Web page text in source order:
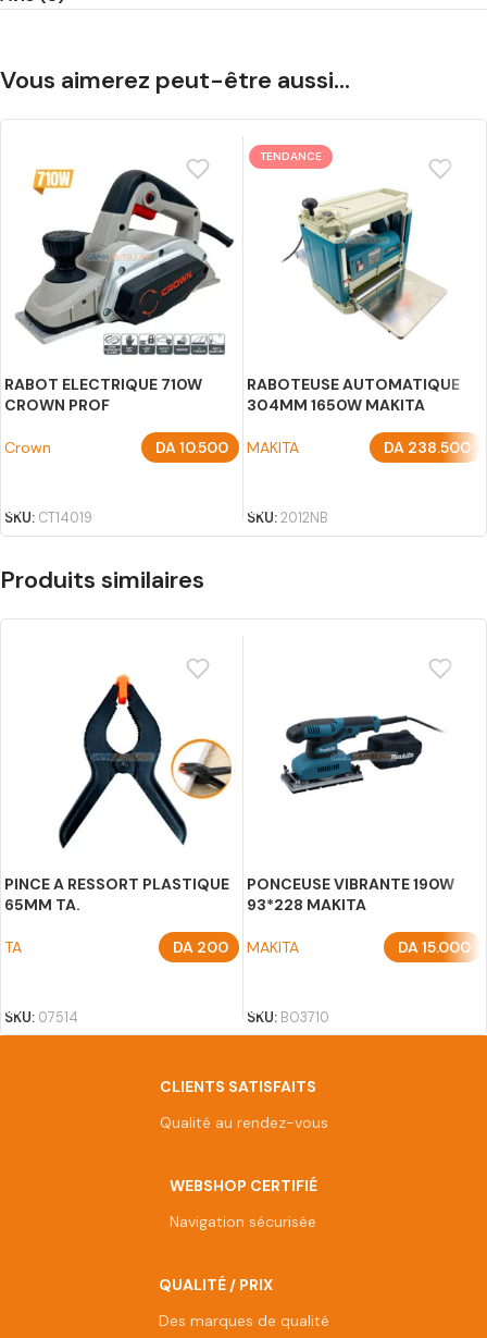
Vous aimerez peut-être aussi…
RABOT ELECTRIQUE 710W
CROWN PROF
Crown DA10.500
SKU: CT14019
TENDANCE
RABOTEUSE AUTOMATIQUE
304MM 1650W MAKITA
MAKITA DA 238.500
SKU:2012NB
Produits similaires
PINCE A RESSORT PLASTIQUE
65MM TA.
TA DA 200
SKU: 07514
PONCEUSE VIBRANTE 190W
93*228 MAKITA
MAKITA DA15.000
SKU: BO3710
CLIENTS SATISFAITS
Qualité au rendez-vous
WEBSHOP CERTIFIÉ
Navigation sécurisée
QUALITÉ / PRIX
Des marques de qualité